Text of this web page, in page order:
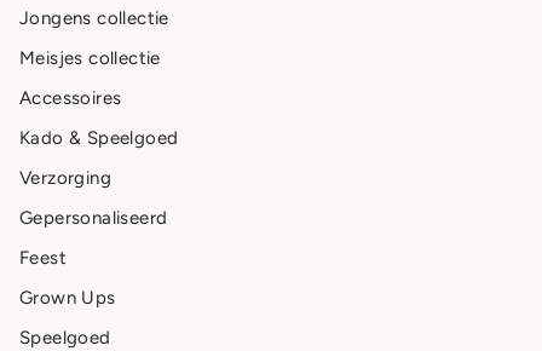
Jongens collectie
Meisjes collectie
Accessoires
Kado & Speelgoed
Verzorging
Gepersonaliseerd
Feest
Grown Ups
Speelgoed